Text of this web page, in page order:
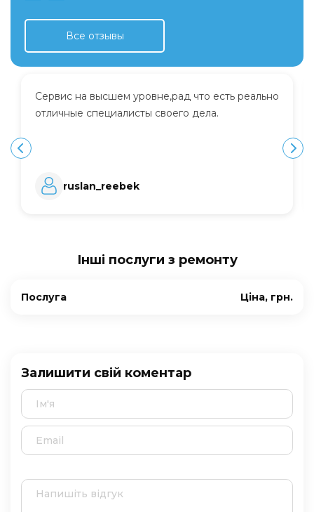
Все отзывы
Сервис на высшем уровне,рад что есть реально
отличные специалисты своего дела.
ruslan_reebek
Інші послуги з ремонту
Послуга Ціна, грн.
Залишити свій коментар